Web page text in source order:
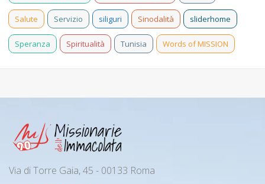
Salute Servizio siliguri Sinodalità sliderhome
Speranza Spiritualità Tunisia Words of MISSION
Via di Torre Gaia, 45 - 00133 Roma